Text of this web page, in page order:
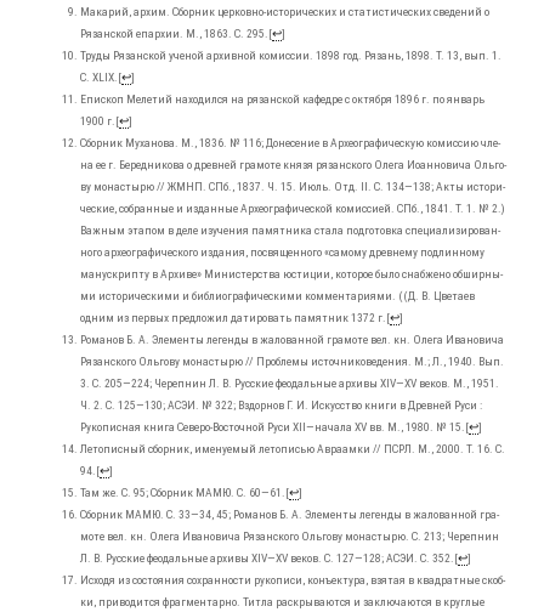
Мака­рий, архим. Сбор­ник цер­ков­но-исто­ри­че­ских и ста­ти­сти­че­ских све­де­ний о
Рязан­ской епар­хии. М., 1863. С. 295. [↩]
Тру­ды Рязан­ской уче­ной архив­ной комис­сии. 1898 год. Рязань, 1898. Т. 13, вып. 1.
С. XLIX. [↩]
Епи­скоп Меле­тий нахо­дил­ся на рязан­ской кафед­ре с октяб­ря 1896 г. по январь
1900 г. [↩]
Сбор­ник Муха­но­ва. М., 1836. № 116; Доне­се­ние в Архео­гра­фи­че­скую комис­сию чле­
на ее г. Беред­ни­ко­ва о древ­ней гра­мо­те кня­зя рязан­ско­го Оле­га Иоан­но­ви­ча Оль­го­
ву мона­сты­рю // ЖМНП. СПб., 1837. Ч. 15. Июль. Отд. II. С. 134―138; Акты исто­ри­
че­ские, собран­ные и издан­ные Архео­гра­фи­че­ской комис­си­ей. СПб., 1841. Т. 1. № 2.)
Важ­ным эта­пом в деле изу­че­ния памят­ни­ка ста­ла под­го­тов­ка спе­ци­а­ли­зи­ро­ван­
но­го архео­гра­фи­че­ско­го изда­ния, посвя­щен­но­го «само­му древ­не­му под­лин­но­му
ману­скрип­ту в Архи­ве» Мини­стер­ства юсти­ции, кото­рое было снаб­же­но обшир­ны­
ми исто­ри­че­ски­ми и биб­лио­гра­фи­че­ски­ми ком­мен­та­ри­я­ми. ((Д. В. Цве­та­ев
одним из пер­вых пред­ло­жил дати­ро­вать памят­ник 1372 г. [↩]
Рома­нов Б. А. Эле­мен­ты леген­ды в жало­ван­ной гра­мо­те вел. кн. Оле­га Ива­но­ви­ча
Рязан­ско­го Оль­го­ву мона­сты­рю // Про­бле­мы источ­ни­ко­ве­де­ния. М.; Л., 1940. Вып.
3. С. 205―224; Череп­нин Л. В. Рус­ские фео­даль­ные архи­вы XIV―XV веков. М., 1951.
Ч. 2. С. 125―130; АСЭИ. № 322; Вздор­нов Г. И. Искус­ство кни­ги в Древ­ней Руси :
Руко­пис­ная кни­га Севе­ро-Восточ­ной Руси XII―начала XV вв. М., 1980. № 15. [↩]
Лето­пис­ный сбор­ник, име­ну­е­мый лето­пи­сью Авра­ам­ки // ПСРЛ. М., 2000. Т. 16. С.
94. [↩]
Там же. С. 95; Сбор­ник МАМЮ. С. 60―61. [↩]
Сбор­ник МАМЮ. С. 33―34, 45; Рома­нов Б. А. Эле­мен­ты леген­ды в жало­ван­ной гра­
мо­те вел. кн. Оле­га Ива­но­ви­ча Рязан­ско­го Оль­го­ву мона­сты­рю. С. 213; Череп­нин
Л. В. Рус­ские фео­даль­ные архи­вы XIV―XV веков. С. 127―128; АСЭИ. С. 352. [↩]
Исхо­дя из состо­я­ния сохран­но­сти руко­пи­си, конъ­ек­ту­ра, взя­тая в квад­рат­ные скоб­
ки, при­во­дит­ся фраг­мен­тар­но. Тит­ла рас­кры­ва­ют­ся и заклю­ча­ют­ся в круг­лые